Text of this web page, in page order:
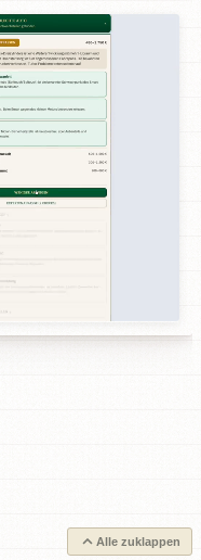
Alle zuklappen